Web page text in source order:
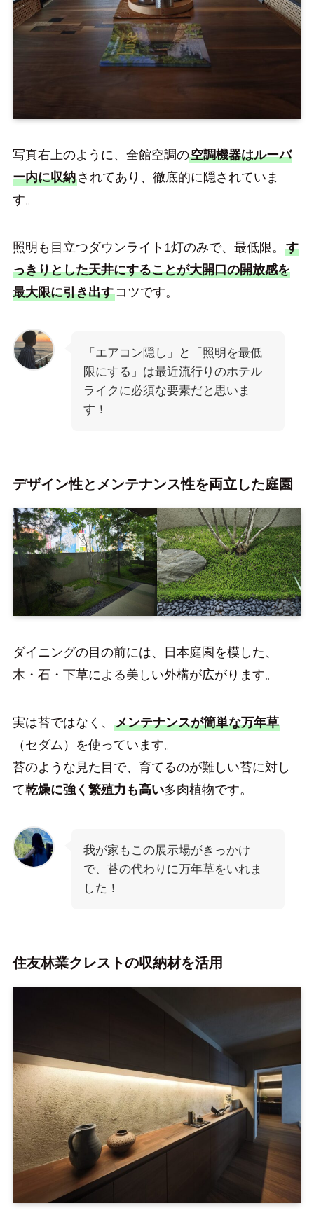
写真右上のように、全館空調の空調機器はルーバ
ー内に収納されてあり、徹底的に隠されていま
す。
照明も目立つダウンライト1灯のみで、最低限。 す
っきりとした天井にすることが大開口の開放感を
最大限に引き出すコツです。
「エアコン隠し」と「照明を最低
限にする」は最近流行りのホテル
ライクに必須な要素だと思いま
す！
デザイン性とメンテナンス性を両立した庭園
ダイニングの目の前には、日本庭園を模した、
木・石・下草による美しい外構が広がります。
実は苔ではなく、 メンテナンスが簡単な万年草
（セダム）を使っています。
苔のような見た目で、育てるのが難しい苔に対し
て乾燥に強く繁殖力も高い多肉植物です。
我が家もこの展示場がきっかけ
で、苔の代わりに万年草をいれま
した！
住友林業クレストの収納材を活用